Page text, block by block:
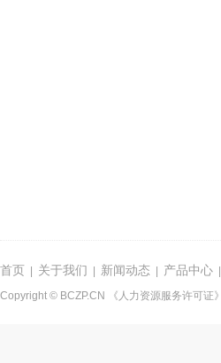
首页 关于我们 新闻动态 产品中心
Copyright © BCZP.CN 《人力资源服务许可证